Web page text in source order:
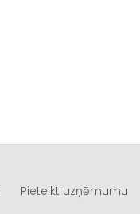
Pieteikt uzņēmumu